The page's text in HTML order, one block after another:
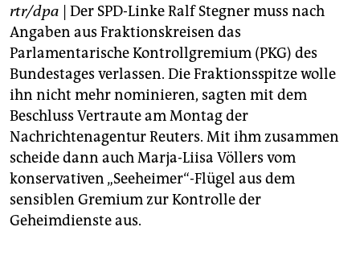
genossenschaft
epaper login
rtr/dpa | Der SPD-Linke Ralf Stegner muss nach
Angaben aus Fraktionskreisen das
Parlamentarische Kontrollgremium (PKG) des
Bundestages verlassen. Die Fraktionsspitze wolle
ihn nicht mehr nominieren, sagten mit dem
Beschluss Vertraute am Montag der
Nachrichtenagentur Reuters. Mit ihm zusammen
scheide dann auch Marja-Liisa Völlers vom
konservativen „Seeheimer“-Flügel aus dem
sensiblen Gremium zur Kontrolle der
Geheimdienste aus.